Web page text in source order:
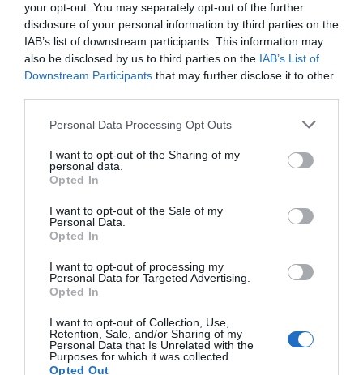
your opt-out. You may separately opt-out of the further
disclosure of your personal information by third parties on the
IAB’s list of downstream participants. This information may
also be disclosed by us to third parties on the IAB’s List of
Downstream Participants that may further disclose it to other
Personal Data Processing Opt Outs
I want to opt-out of the Sharing of my
personal data.
Opted In
I want to opt-out of the Sale of my
Personal Data.
Opted In
I want to opt-out of processing my
Personal Data for Targeted Advertising.
Opted In
I want to opt-out of Collection, Use,
Retention, Sale, and/or Sharing of my
Personal Data that Is Unrelated with the
Purposes for which it was collected.
Opted Out
Huvudrätter Kyckling Rotfrukter
Buffé
Uppskattat näringsvärde per portion:
Publicerat:2008-10-29,Uppdaterat: 2020-03-31
Författare:Henrik